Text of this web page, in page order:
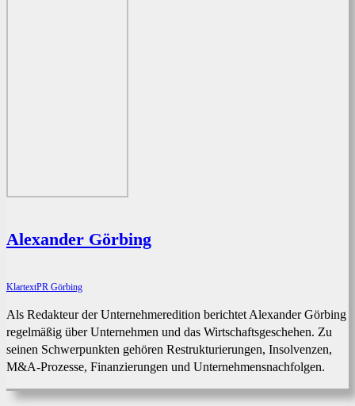
Alexander Görbing
KlartextPR Görbing
Als Redakteur der Unternehmeredition berichtet Alexander Görbing
regelmäßig über Unternehmen und das Wirtschaftsgeschehen. Zu
seinen Schwerpunkten gehören Restrukturierungen, Insolvenzen,
M&A-Prozesse, Finanzierungen und Unternehmensnachfolgen.